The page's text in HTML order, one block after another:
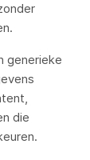
generieke
die